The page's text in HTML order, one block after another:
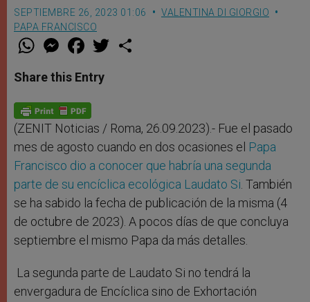
SEPTIEMBRE 26, 2023 01:06
VALENTINA DI GIORGIO
PAPA FRANCISCO
W
t
s
p
p
M
e
s
e
g
e
r
F
a
e
b
o
k
w
Share this Entry
(ZENIT Noticias / Roma, 26.09.2023).- Fue el pasado
mes de agosto cuando en dos ocasiones el Papa
Francisco dio a conocer que habría una segunda
parte de su encíclica ecológica Laudato Si . También
se ha sabido la fecha de publicación de la misma (4
de octubre de 2023). A pocos días de que concluya
septiembre el mismo Papa da más detalles.
La segunda parte de Laudato Si no tendrá la
envergadura de Encíclica sino de Exhortación